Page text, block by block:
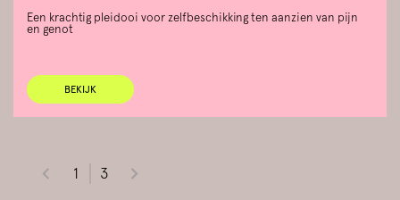
Een krachtig pleidooi voor zelfbeschikking ten aanzien van pijn
en genot
BEKIJK
1 3